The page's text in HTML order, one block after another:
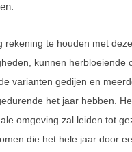
rekening te houden met deze
kunnen herbloeiende
varianten gedijen en
het jaar hebben.
omgeving zal leiden tot
die het hele jaar door